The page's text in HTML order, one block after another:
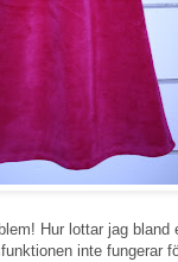
Hur lottar jag
inte fungerar